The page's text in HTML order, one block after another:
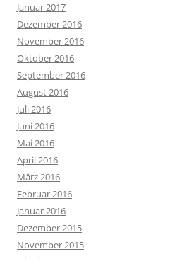
Januar 2017
Dezember 2016
November 2016
Oktober 2016
September 2016
August 2016
Juli 2016
Juni 2016
Mai 2016
April 2016
März 2016
Februar 2016
Januar 2016
Dezember 2015
November 2015